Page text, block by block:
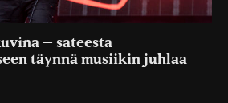
– sateesta
täynnä musiikin juhlaa